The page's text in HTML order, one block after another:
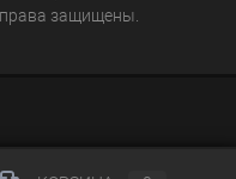
защищены.